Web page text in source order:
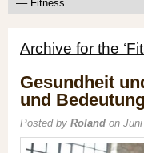
Archive for the
Gesundheit
und Bedeutung
Posted by Roland on